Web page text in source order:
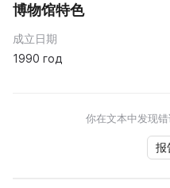
博物馆特色
成立日期
1990 год
你在文本中发现
报